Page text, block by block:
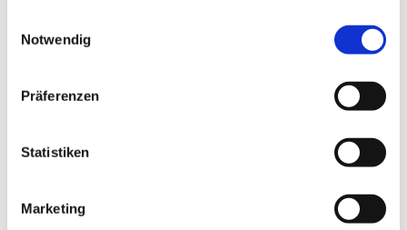
Notwendig
Präferenzen
Statistiken
Marketing